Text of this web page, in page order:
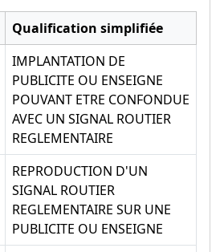
Qualification simplifiée
IMPLANTATION DE
PUBLICITE OU ENSEIGNE
POUVANT ETRE CONFONDUE
AVEC UN SIGNAL ROUTIER
REGLEMENTAIRE
REPRODUCTION D'UN
SIGNAL ROUTIER
REGLEMENTAIRE SUR UNE
PUBLICITE OU ENSEIGNE